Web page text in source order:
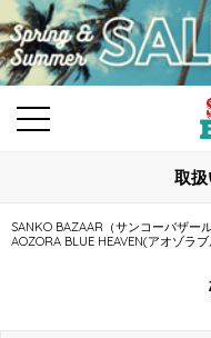
取
SANKO BAZAAR（サンコーバザー
AOZORA BLUE HEAVEN(アオゾラ